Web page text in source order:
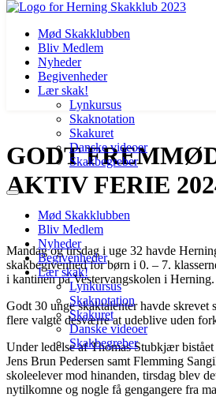
til
indhold
Mød Skakklubben
Bliv Medlem
Nyheder
Begivenheder
Lær skak!
Lynkursus
Skaknotation
Skakuret
Danske videoer
Skakbegreber
Mød Skakklubben
Bliv Medlem
Nyheder
Begivenheder
Lær skak!
Lynkursus
Skaknotation
Skakuret
Danske videoer
Skakbegreber
GODT
AKTIV FERIE
Mandag og tirsdag i uge 32 havde
skakbegivenhed for børn i 0. – 7.
i kantinen på Vestervangskolen i Herning.
Godt 30 unge skaktalenter havde skrevet
flere valgte desværre at udeblive uden
Under ledelse af Thomas Stubkjær
Jens Brun Pedersen samt Flemming
skoleelever mod hinanden, tirsdag blev
nytilkomne og nogle få gengangere fra